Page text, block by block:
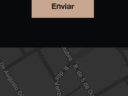
Enviar